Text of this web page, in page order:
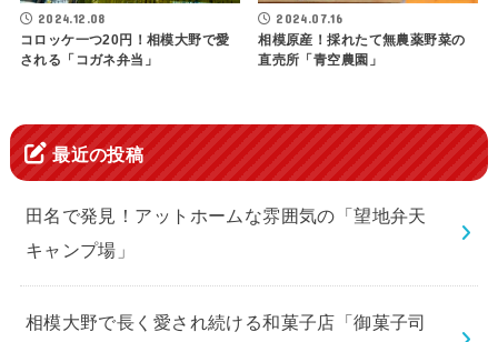
2024.12.08
コロッケ一つ20円！相模大野で愛
される「コガネ弁当」
2024.07.16
相模原産！採れたて無農薬野菜の
直売所「青空農園」
最近の投稿
田名で発見！アットホームな雰囲気の「望地弁天
キャンプ場」
相模大野で長く愛され続ける和菓子店「御菓子司